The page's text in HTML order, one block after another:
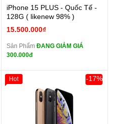
iPhone 15 PLUS - Quốc Tế -
128G ( likenew 98% )
15.500.000₫
Sản Phẩm ĐANG GIẢM GIÁ
300.000đ
-17%
Hot